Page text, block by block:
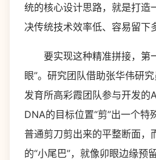
统的核心设计思路，就是打造
决传统技术效率低、容易留下
要实现这种精准拼接，第
眼”。研究团队借助张华伟研
发育所高彩霞团队参与开发的
DNA的目标位置“剪”出一个特
普通剪刀剪出来的平整断面，
的“小尾巴”，就像卯眼边缘预